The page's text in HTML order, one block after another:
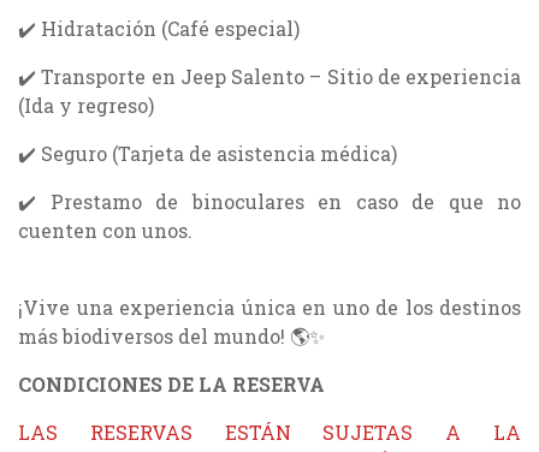
✔️ Hidratación (Café especial)
✔️ Transporte en Jeep Salento – Sitio de experiencia
(Ida y regreso)
✔️ Seguro (Tarjeta de asistencia médica)
✔️ Prestamo de binoculares en caso de que no
cuenten con unos.
¡Vive una experiencia única en uno de los destinos
más biodiversos del mundo! 🌎✨
CONDICIONES DE LA RESERVA
LAS RESERVAS ESTÁN SUJETAS A LA